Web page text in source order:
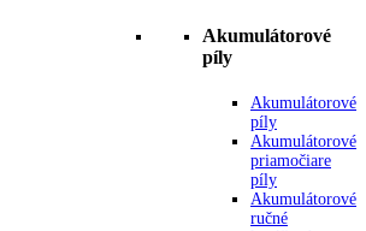
Akumulátorové
píly
Akumulátorové
píly
Akumulátorové
priamočiare
píly
Akumulátorové
ručné